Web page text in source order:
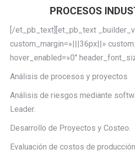
PROCESOS
[/et_pb_text][et_pb_text
custom_margin=»|||36px||»
hover_enabled=»0″
Análisis de procesos y proyectos
Análisis de riesgos mediante
Leader.
Desarrollo de Proyectos y Costeo.
Evaluación de costos de